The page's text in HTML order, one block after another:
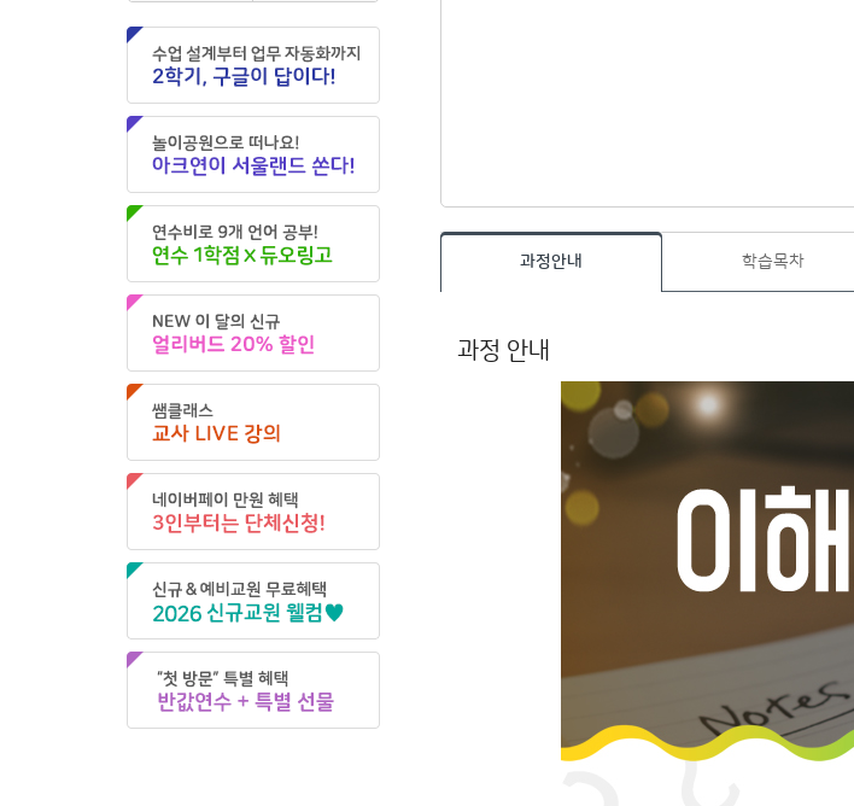
과정안내 학습목차
과정 안내